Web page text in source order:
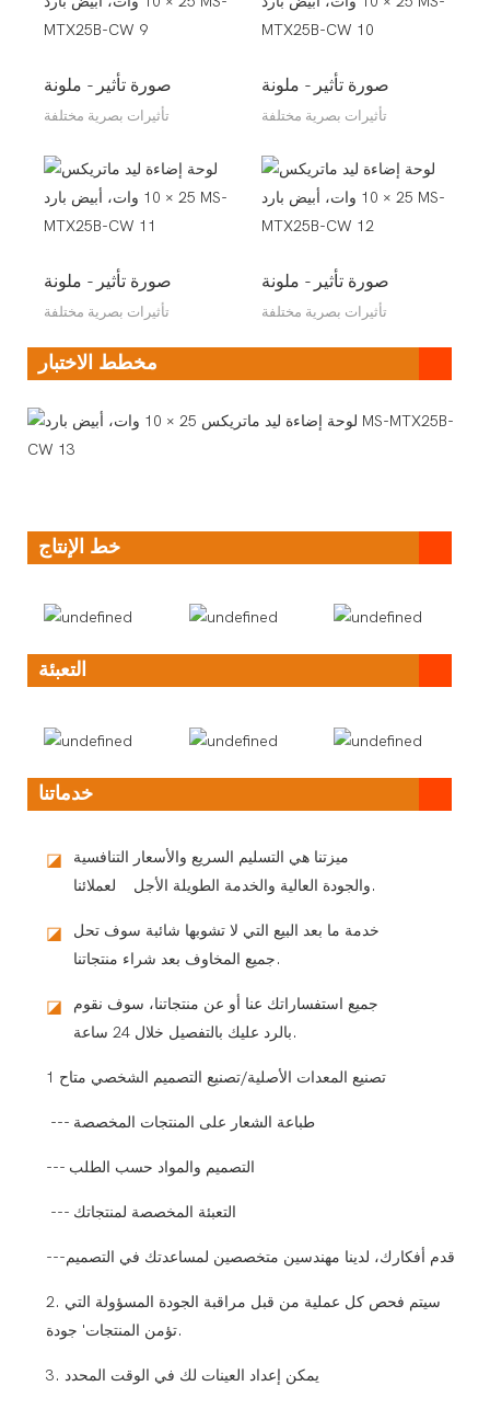
صورة تأثير - ملونة
تأثيرات بصرية مختلفة
صورة تأثير - ملونة
تأثيرات بصرية مختلفة
صورة تأثير - ملونة
تأثيرات بصرية مختلفة
صورة تأثير - ملونة
تأثيرات بصرية مختلفة
مخطط الاختبار
خط الإنتاج
التعبئة
خدماتنا
◪
ميزتنا هي التسليم السريع والأسعار التنافسية
والجودة العالية والخدمة الطويلة الأجل لعملائنا.
◪
خدمة ما بعد البيع التي لا تشوبها شائبة سوف تحل
جميع المخاوف بعد شراء منتجاتنا.
◪
جميع استفساراتك عنا أو عن منتجاتنا، سوف نقوم
بالرد عليك بالتفصيل خلال 24 ساعة.
1 تصنيع المعدات الأصلية/تصنيع التصميم الشخصي متاح
--- طباعة الشعار على المنتجات المخصصة
--- التصميم والمواد حسب الطلب
--- التعبئة المخصصة لمنتجاتك
---قدم أفكارك، لدينا مهندسين متخصصين لمساعدتك في التصميم
2. سيتم فحص كل عملية من قبل مراقبة الجودة المسؤولة التي
تؤمن المنتجات' جودة.
3. يمكن إعداد العينات لك في الوقت المحدد